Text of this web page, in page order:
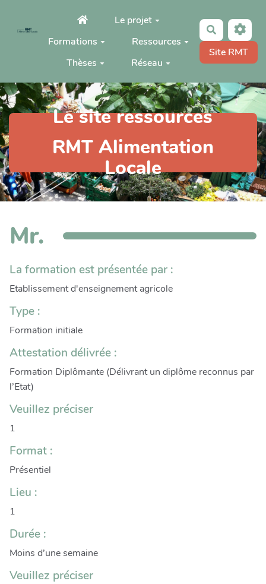
Aller au contenu principalLe projet
Formations
Ressources
Thèses
Réseau
Rechercher
Site RMT
Le site ressources
RMT Alimentation
Locale
Mr.
La formation est présentée par :
Etablissement d'enseignement agricole
Type :
Formation initiale
Attestation délivrée :
Formation Diplômante (Délivrant un diplôme reconnus par
l’Etat)
Veuillez préciser
1
Format :
Présentiel
Lieu :
1
Durée :
Moins d’une semaine
Veuillez préciser